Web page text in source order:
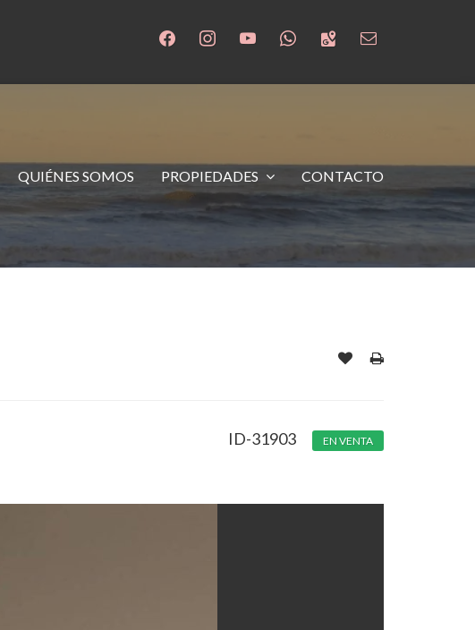
QUIÉNES SOMOS PROPIEDADES CONTACTO
ID-31903 EN VENTA